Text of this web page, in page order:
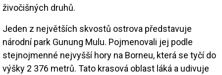
živočišných druhů.
Jeden z největších skvostů ostrova představuje
národní park Gunung Mulu. Pojmenovali jej podle
stejnojmenné nejvyšší hory na Borneu, která se tyčí do
výšky 2 376 metrů. Tato krasová oblast láká a udivuje